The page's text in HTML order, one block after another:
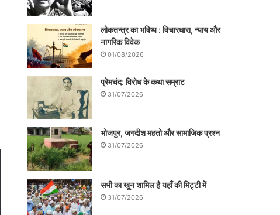
लोकतन्त्र का भविष्य : विचारधारा, न्याय और
नागरिक विवेक
01/08/2026
प्रेमचंद: विरोध के कथा सम्राट
31/07/2026
भोजपुर, जगदीश महतो और सामाजिक प्रश्न
31/07/2026
सभी का खून शामिल है यहाँ की मिट्टी में
31/07/2026